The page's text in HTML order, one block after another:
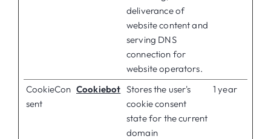
deliverance of
website content and
serving DNS
connection for
website operators.
CookieCon
sent
Cookiebot Stores the user's
cookie consent
state for the current
domain
1 year